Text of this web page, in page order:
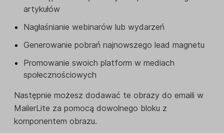
artykułów
Nagłaśnianie webinarów lub wydarzeń
Generowanie pobrań najnowszego lead magnetu
Promowanie swoich platform w mediach
społecznościowych
Następnie możesz dodawać te obrazy do emaili w
MailerLite za pomocą dowolnego bloku z
komponentem obrazu.